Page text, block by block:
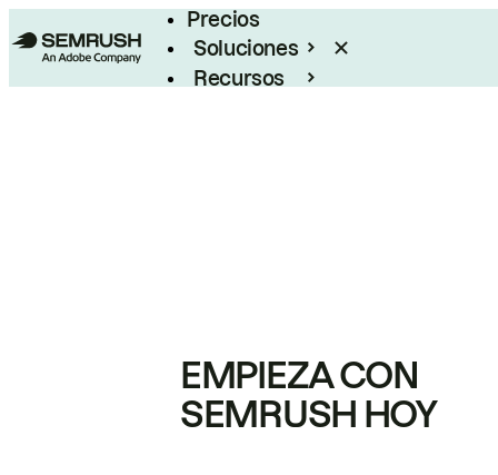
Precios
Soluciones
Recursos
EMPIEZA CON
SEMRUSH HOY